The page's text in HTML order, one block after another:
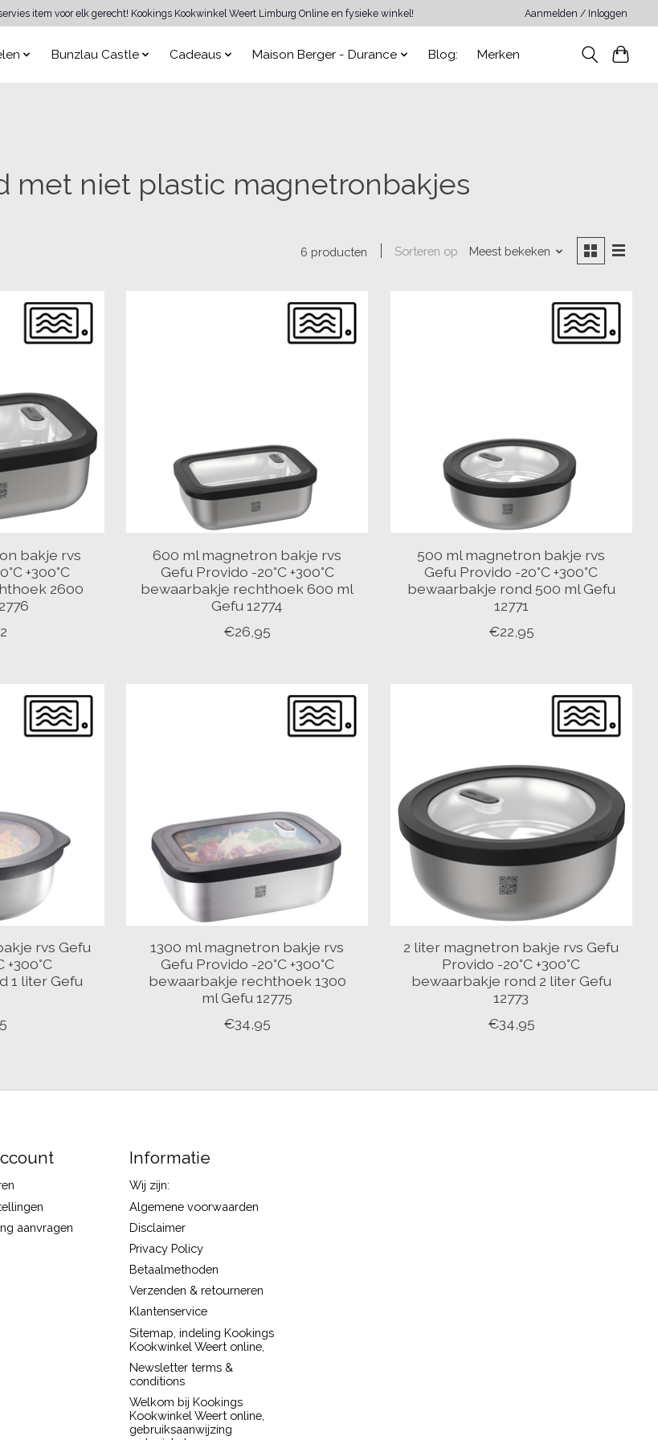
item voor elk gerecht! Kookings Kookwinkel Weert Limburg Online en fysieke winkel! Aanmelden / Inloggen
Bunzlau Castle Cadeaus Maison Berger - Durance Blog: Merken
met niet plastic magnetronbakjes
6 producten Sorteren op Meest bekeken
bakje rvs
+300°C
2600
600 ml magnetron bakje rvs
Gefu Provido -20°C +300°C
bewaarbakje rechthoek 600 ml
Gefu 12774
€26,95
500 ml magnetron bakje rvs
Gefu Provido -20°C +300°C
bewaarbakje rond 500 ml Gefu
12771
€22,95
rvs Gefu
+300°C
1 liter Gefu
1300 ml magnetron bakje rvs
Gefu Provido -20°C +300°C
bewaarbakje rechthoek 1300
ml Gefu 12775
€34,95
2 liter magnetron bakje rvs Gefu
Provido -20°C +300°C
bewaarbakje rond 2 liter Gefu
12773
€34,95
aanvragen
Informatie
Wij zijn:
Algemene voorwaarden
Disclaimer
Privacy Policy
Betaalmethoden
Verzenden & retourneren
Klantenservice
Sitemap, indeling Kookings
Kookwinkel Weert online,
Newsletter terms &
conditions
Welkom bij Kookings
Kookwinkel Weert online,
gebruiksaanwijzing